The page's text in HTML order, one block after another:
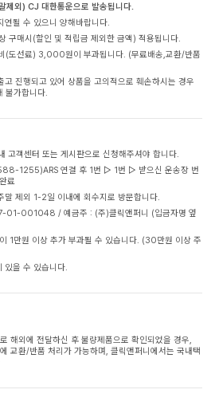
제외) CJ 대한통운으로 발송됩니다.
될 수 있으니 양해바랍니다.
구매시(할인 및 적립금 제외한 금액) 적용됩니다.
(도선료) 3,000원이 부과됩니다. (무료배송,교환/반품
진행되고 있어 상품을 고의적으로 훼손하시는 경우
불가합니다.
고객센터 또는 게시판으로 신청해주셔야 합니다.
1255)ARS 연결 후 1번 ▷ 1번 ▷ 받으신 운송장 번
료
제외 1-2일 이내에 회수지로 방문합니다.
01-001048 / 예금주 : (주)클릭앤퍼니 (입금자명 옆
1만원 이상 추가 부과될 수 있습니다. (30만원 이상 주
있을 수 있습니다.
해외에 전달하신 후 불량제품으로 확인되었을 경우,
교환/반품 처리가 가능하며, 클릭앤퍼니에서는 국내택